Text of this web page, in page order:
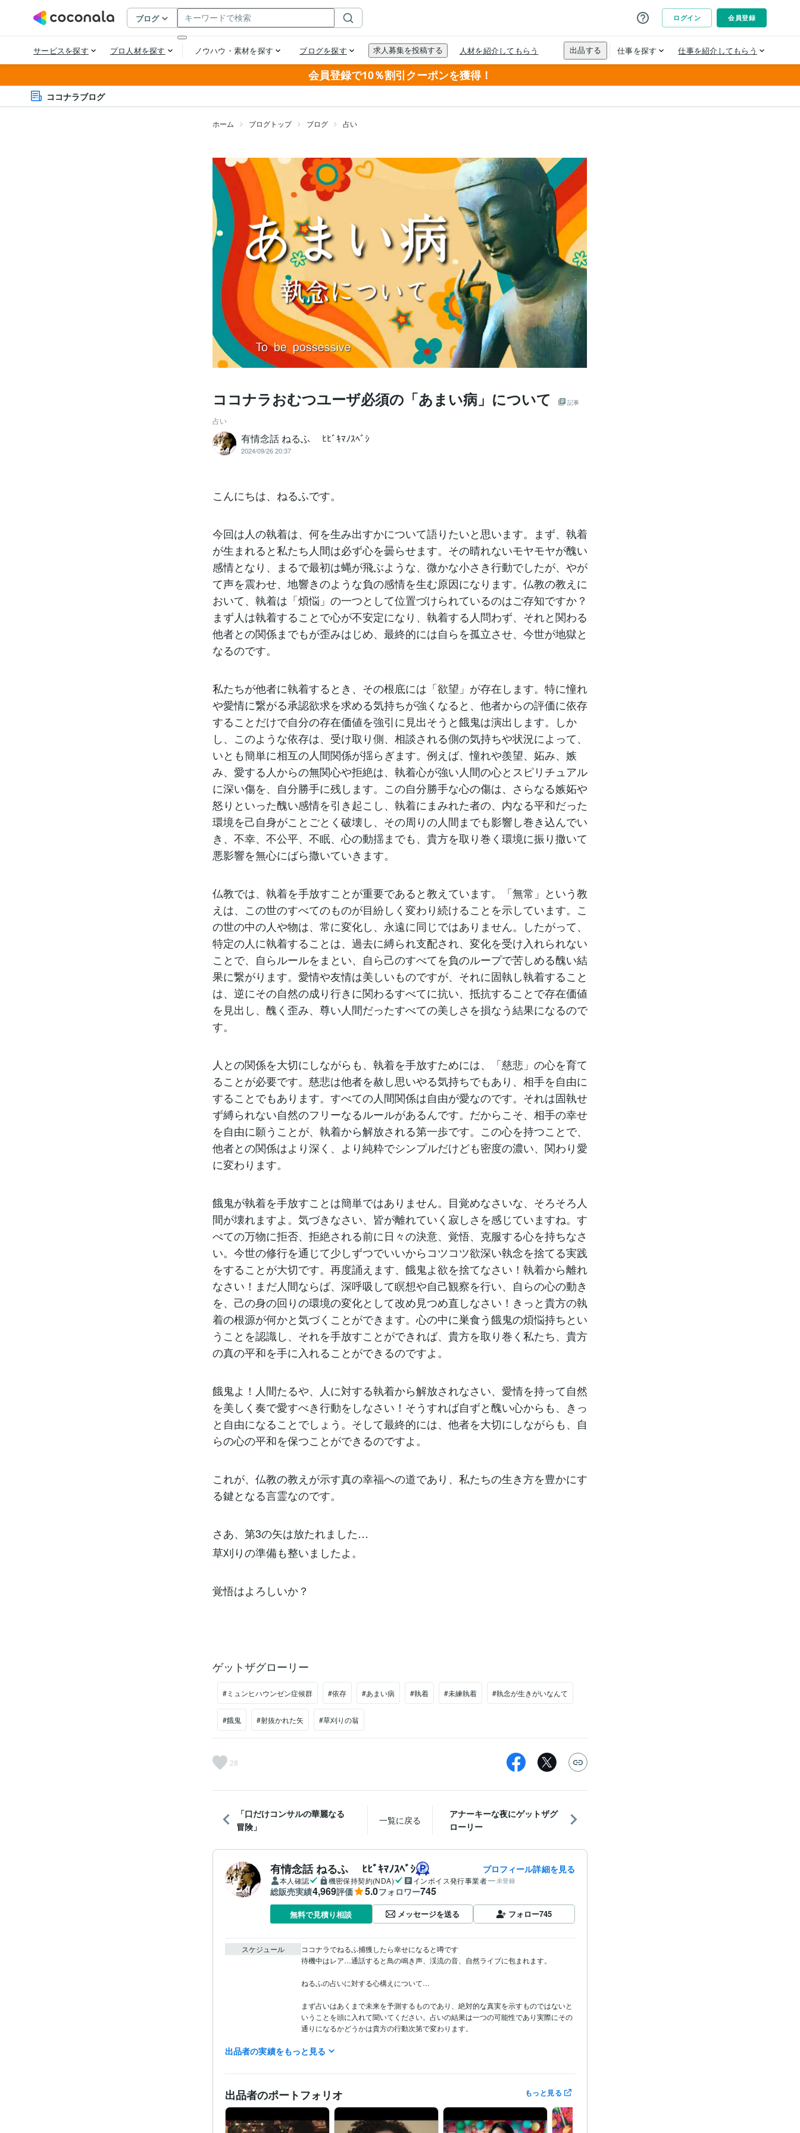
会員登録で10％割引クーポンを獲得！
ココナラブログ
ホーム ブログトップ ブログ 占い
ココナラおむつユーザ必須の「あまい病」について 記事
占い
有情念話 ねるふ ﾋﾋﾞｷﾏﾉｽﾍﾞｼ
2024/09/26 20:37
こんにちは、ねるふです。
今回は人の執着は、何を生み出すかについて語りたいと思います。まず、執着
が生まれると私たち人間は必ず心を曇らせます。その晴れないモヤモヤが醜い
感情となり、まるで最初は蝿が飛ぶような、微かな小さき行動でしたが、やが
て声を震わせ、地響きのような負の感情を生む原因になります。仏教の教えに
おいて、執着は「煩悩」の一つとして位置づけられているのはご存知ですか？
まず人は執着することで心が不安定になり、執着する人問わず、それと関わる
他者との関係までもが歪みはじめ、最終的には自らを孤立させ、今世が地獄と
なるのです。
私たちが他者に執着するとき、その根底には「欲望」が存在します。特に憧れ
や愛情に繋がる承認欲求を求める気持ちが強くなると、他者からの評価に依存
することだけで自分の存在価値を強引に見出そうと餓鬼は演出します。しか
し、このような依存は、受け取り側、相談される側の気持ちや状況によって、
いとも簡単に相互の人間関係が揺らぎます。例えば、憧れや羨望、妬み、嫉
み、愛する人からの無関心や拒絶は、執着心が強い人間の心とスピリチュアル
に深い傷を、自分勝手に残します。この自分勝手な心の傷は、さらなる嫉妬や
怒りといった醜い感情を引き起こし、執着にまみれた者の、内なる平和だった
環境を己自身がことごとく破壊し、その周りの人間までも影響し巻き込んでい
き、不幸、不公平、不眠、心の動揺までも、貴方を取り巻く環境に振り撒いて
悪影響を無心にばら撒いていきます。
仏教では、執着を手放すことが重要であると教えています。「無常」という教
えは、この世のすべてのものが目紛しく変わり続けることを示しています。こ
の世の中の人や物は、常に変化し、永遠に同じではありません。したがって、
特定の人に執着することは、過去に縛られ支配され、変化を受け入れられない
ことで、自らルールをまとい、自ら己のすべてを負のループで苦しめる醜い結
果に繋がります。愛情や友情は美しいものですが、それに固執し執着すること
は、逆にその自然の成り行きに関わるすべてに抗い、抵抗することで存在価値
を見出し、醜く歪み、尊い人間だったすべての美しさを損なう結果になるので
す。
人との関係を大切にしながらも、執着を手放すためには、「慈悲」の心を育て
ることが必要です。慈悲は他者を赦し思いやる気持ちでもあり、相手を自由に
することでもあります。すべての人間関係は自由が愛なのです。それは固執せ
ず縛られない自然のフリーなるルールがあるんです。だからこそ、相手の幸せ
を自由に願うことが、執着から解放される第一歩です。この心を持つことで、
他者との関係はより深く、より純粋でシンプルだけども密度の濃い、関わり愛
に変わります。
餓鬼が執着を手放すことは簡単ではありません。目覚めなさいな、そろそろ人
間が壊れますよ。気づきなさい、皆が離れていく寂しさを感じていますね。す
べての万物に拒否、拒絶される前に日々の決意、覚悟、克服する心を持ちなさ
い。今世の修行を通じて少しずつでいいからコツコツ欲深い執念を捨てる実践
をすることが大切です。再度誦えます、餓鬼よ欲を捨てなさい！執着から離れ
なさい！まだ人間ならば、深呼吸して瞑想や自己観察を行い、自らの心の動き
を、己の身の回りの環境の変化として改め見つめ直しなさい！きっと貴方の執
着の根源が何かと気づくことができます。心の中に巣食う餓鬼の煩悩持ちとい
うことを認識し、それを手放すことができれば、貴方を取り巻く私たち、貴方
の真の平和を手に入れることができるのですよ。
餓鬼よ！人間たるや、人に対する執着から解放されなさい、愛情を持って自然
を美しく奏で愛すべき行動をしなさい！そうすれば自ずと醜い心からも、きっ
と自由になることでしょう。そして最終的には、他者を大切にしながらも、自
らの心の平和を保つことができるのですよ。
これが、仏教の教えが示す真の幸福への道であり、私たちの生き方を豊かにす
る鍵となる言霊なのです。
さあ、第3の矢は放たれました…
草刈りの準備も整いましたよ。
覚悟はよろしいか？
ゲットザグローリー
#ミュンヒハウンゼン症候群 #依存 #あまい病 #執着 #未練執着 #執念が生きがいなんて
#餓鬼 #射抜かれた矢 #草刈りの翁
28
「口だけコンサルの華麗なる
冒険」
一覧に戻る
アナーキーな夜にゲットザグ
ローリー
有情念話 ねるふ ﾋﾋﾞｷﾏﾉｽﾍﾞｼ プロフィール詳細を見る
本人確認 機密保持契約(NDA) インボイス発行事業者 未登録
総販売実績4,969評価 5.0フォロワー745
無料で見積り相談 メッセージを送る フォロー745
スケジュール
ココナラでねるふ捕獲したら幸せになると噂です
待機中はレア…通話すると鳥の鳴き声、渓流の音、自然ライブに包まれます。
ねるふの占いに対する心構えについて…
まず占いはあくまで未来を予測するものであり、絶対的な真実を示すものではないと
いうことを頭に入れて聞いてください。占いの結果は一つの可能性であり実際にその
通りになるかどうかは貴方の行動次第で変わります。
占いをする際には自己責任で占いの結果に惑わされず自分自身の意思決定に責任を持
が原因だったかもしれません。
占いの結果に囚われず自分の直感や経験に耳を傾けることが大切。そして落ち着いて
自分自身の内なる声や現実の状況を客観的に見ることが大切だよ。
占いは楽しむマインドが基本。過度に期待しアゲ鑑定に依存することは絶対に避ける
出品者の実績をもっと見る
出品者のポートフォリオ もっと見る